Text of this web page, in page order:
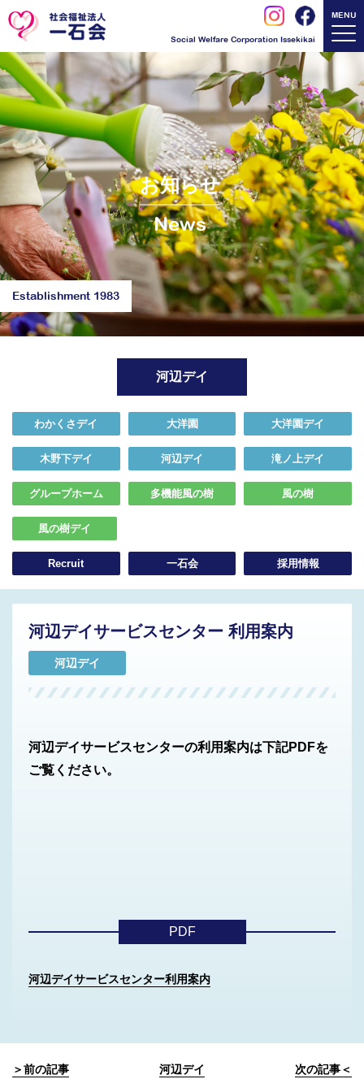
Social Welfare Corporation Issekikai
MENU
お知らせ
News
Establishment 1983
河辺デイ
わかくさデイ 大洋園 大洋園デイ
木野下デイ 河辺デイ 滝ノ上デイ
グループホーム 多機能風の樹 風の樹
風の樹デイ
Recruit 一石会 採用情報
河辺デイサービスセンター 利用案内
河辺デイ
河辺デイサービスセンターの利用案内は下記PDFを
ご覧ください。
PDF
河辺デイサービスセンター利用案内
＞前の記事 河辺デイ 次の記事＜